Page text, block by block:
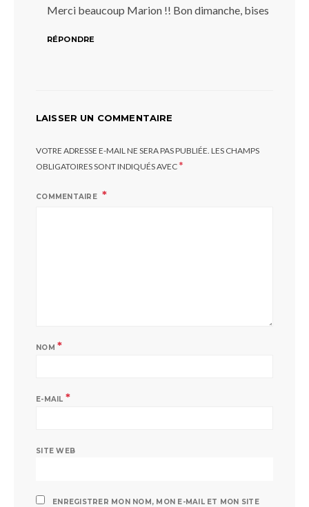
Merci beaucoup Marion !! Bon dimanche, bises
RÉPONDRE
LAISSER UN COMMENTAIRE
VOTRE ADRESSE E-MAIL NE SERA PAS PUBLIÉE. LES CHAMPS
OBLIGATOIRES SONT INDIQUÉS AVEC*
COMMENTAIRE
NOM *
E-MAIL *
SITE WEB
ENREGISTRER MON NOM, MON E-MAIL ET MON SITE